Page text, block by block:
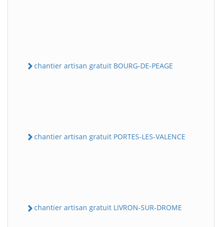
chantier artisan gratuit BOURG-DE-PEAGE
chantier artisan gratuit PORTES-LES-VALENCE
chantier artisan gratuit LIVRON-SUR-DROME